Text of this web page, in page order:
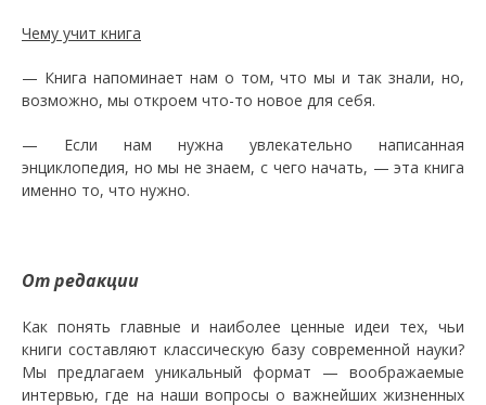
Чему учит книга
— Книга напоминает нам о том, что мы и так знали, но,
возможно, мы откроем что-то новое для себя.
— Если нам нужна увлекательно написанная
энциклопедия, но мы не знаем, с чего начать, — эта книга
именно то, что нужно.
От редакции
Как понять главные и наиболее ценные идеи тех, чьи
книги составляют классическую базу современной науки?
Мы предлагаем уникальный формат — воображаемые
интервью, где на наши вопросы о важнейших жизненных